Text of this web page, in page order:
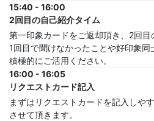
15:40 - 16:00
2回目の自己紹介タイム
第一印象カードをご返却頂き、2回目
1回目で聞けなかったことや好印象同
積極的にご活用ください。
16:00 - 16:05
リクエストカード記入
まずはリクエストカードを記入しや
させて頂きます。